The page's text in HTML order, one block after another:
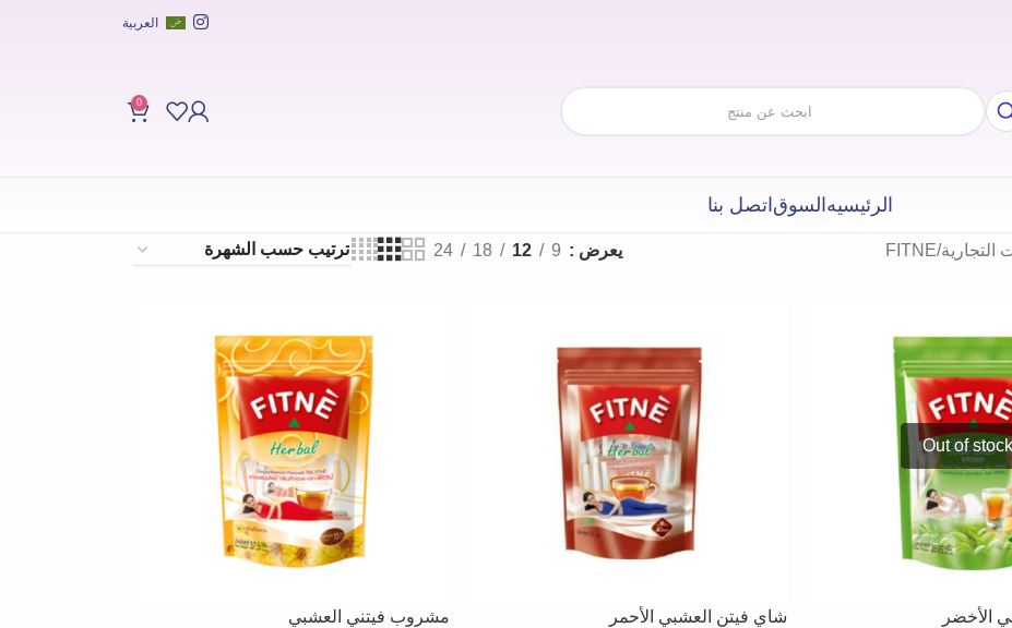
العربية
0
الرئيسيهالسوقاتصل بنا
التجارية FITNE يعرض 9
12
18
24
الأخضر شاي فيتن العشبي الأحمر مشروب فيتني العشبي